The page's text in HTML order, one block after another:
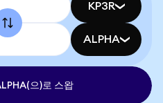
KP3R
ALPHA
으)로 스왑